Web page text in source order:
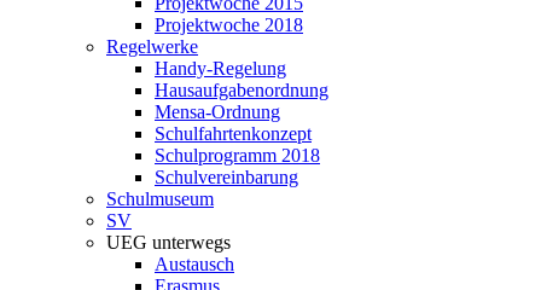
Projektwoche 2018
Regelwerke
Handy-Regelung
Hausaufgabenordnung
Mensa-Ordnung
Schulfahrtenkonzept
Schulprogramm 2018
Schulvereinbarung
Schulmuseum
SV
UEG unterwegs
Austausch
Erasmus